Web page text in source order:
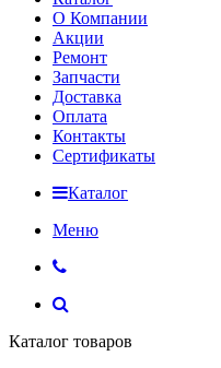
О Компании
Акции
Ремонт
Запчасти
Доставка
Оплата
Контакты
Сертификаты
Каталог
Меню
Каталог товаров